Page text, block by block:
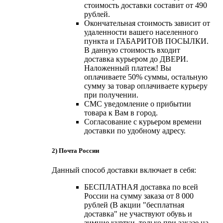
стоимость доставки составит от 490
рублей.
Окончательная стоимость зависит от
удаленности вашего населенного
пункта и ГАБАРИТОВ ПОСЫЛКИ.
В данную стоимость входит
доставка курьером до ДВЕРИ.
Наложенный платеж! Вы
оплачиваете 50% суммы, остальную
сумму за товар оплачиваете курьеру
при получении.
СМС уведомление о прибытии
товара к Вам в город.
Согласование с курьером времени
доставки по удобному адресу.
2) Почта России
Данный способ доставки включает в себя:
БЕСПЛАТНАЯ доставка по всей
России на сумму заказа от 8 000
рублей (В акции "бесплатная
доставка" не участвуют обувь и